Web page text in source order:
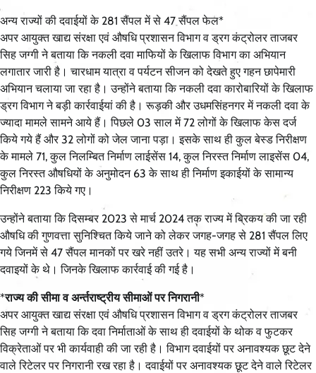
अन्य राज्यों की दवाईयों के 281 सैंपल में से 47 सैंपल फेल*
अपर आयुक्त खाद्य संरक्षा एवं औषधि प्रशासन विभाग व ड्रग कंट्रोलर ताजबर
सिह जग्गी ने बताया कि नकली दवा माफियों के खिलाफ विभाग का अभियान
लगातार जारी है। चारधाम यात्रा व पर्यटन सीजन को देखते हुए गहन छापेमारी
अभियान चलाया जा रहा है। उन्होंने बताया कि नकली दवा कारोबारियों के खिलाफ
ड्रग विभाग ने बड़ी कार्रवाईयां की है। रूड़की और उधमसिंहनगर में नकली दवा के
ज्यादा मामले सामने आये हैं। पिछले 03 साल में 72 लोगों के खिलाफ केस दर्ज
किये गये हैं और 32 लोगों को जेल जाना पड़ा। इसके साथ ही कुल बेस्ड निरीक्षण
के मामले 71, कुल निलम्बित निर्माण लाईसेंस 14, कुल निरस्त निर्माण लाइसेंस 04,
कुल निरस्त औषधियों के अनुमोदन 63 के साथ ही निर्माण इकाईयों के सामान्य
निरीक्षण 223 किये गए।
उन्होंने बताया कि दिसम्बर 2023 से मार्च 2024 तक राज्य में ब्रिकय की जा रही
औषधि की गुणवत्ता सुनिश्चित किये जाने को लेकर जगह-जगह से 281 सैंपल लिए
गये जिनमें से 47 सैंपल मानकों पर खरे नहीं उतरे। यह सभी अन्य राज्यों में बनी
दवाइयों के थे। जिनके खिलाफ कार्रवाई की गई है।
*राज्य की सीमा व अर्न्तराष्ट्रीय सीमाओं पर निगरानी*
अपर आयुक्त खाद्य संरक्षा एवं औषधि प्रशासन विभाग व ड्रग कंट्रोलर ताजबर
सिह जग्गी ने बताया कि दवा निर्माताओं के साथ ही दवाईयों के थोक व फुटकर
विक्रेताओं पर भी कार्यवाही की जा रही है। विभाग दवाईयों पर अनावश्यक छूट देने
वाले रिटेलर पर निगरानी रख रहा है। दवाईयों पर अनावश्यक छूट देने वाले रिटेलर